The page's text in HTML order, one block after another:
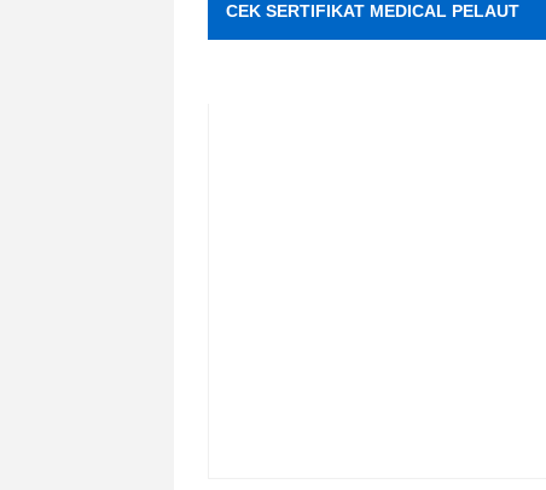
CEK SERTIFIKAT MEDICAL PELAUT